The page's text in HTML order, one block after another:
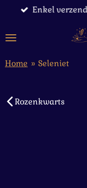
naar
hoofdinhoud
Enkel
Home » Seleniet
Rozenkwarts